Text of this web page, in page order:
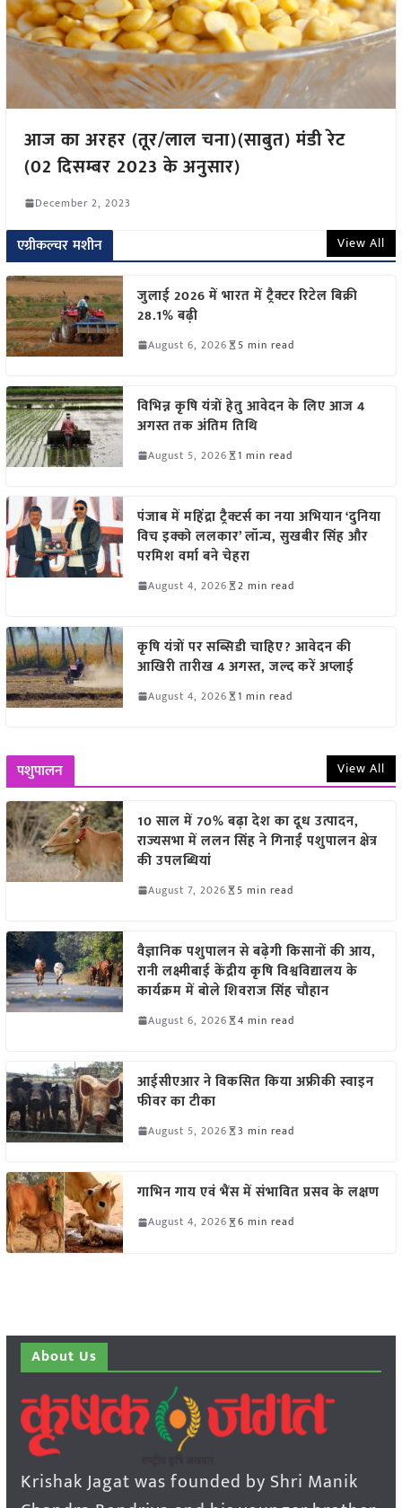
आज का अरहर (तूर/लाल चना)(साबुत) मंडी रेट
(02 दिसम्बर 2023 के अनुसार)
December 2, 2023
एग्रीकल्चर मशीन View All
जुलाई 2026 में भारत में ट्रैक्टर रिटेल बिक्री
28.1% बढ़ी
August 6, 2026 5 min read
विभिन्न कृषि यंत्रों हेतु आवेदन के लिए आज 4
अगस्त तक अंतिम तिथि
August 5, 2026 1 min read
पंजाब में महिंद्रा ट्रैक्टर्स का नया अभियान ‘दुनिया
विच इक्को ललकार’ लॉन्च, सुखबीर सिंह और
परमिश वर्मा बने चेहरा
August 4, 2026 2 min read
कृषि यंत्रों पर सब्सिडी चाहिए? आवेदन की
आखिरी तारीख 4 अगस्त, जल्द करें अप्लाई
August 4, 2026 1 min read
पशुपालन View All
10 साल में 70% बढ़ा देश का दूध उत्पादन,
राज्यसभा में ललन सिंह ने गिनाईं पशुपालन क्षेत्र
की उपलब्धियां
August 7, 2026 5 min read
वैज्ञानिक पशुपालन से बढ़ेगी किसानों की आय,
रानी लक्ष्मीबाई केंद्रीय कृषि विश्वविद्यालय के
कार्यक्रम में बोले शिवराज सिंह चौहान
August 6, 2026 4 min read
आईसीएआर ने विकसित किया अफ्रीकी स्वाइन
फीवर का टीका
August 5, 2026 3 min read
गाभिन गाय एवं भैंस में संभावित प्रसव के लक्षण
August 4, 2026 6 min read
About Us
Krishak Jagat was founded by Shri Manik